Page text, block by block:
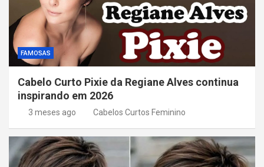
FAMOSAS
Cabelo Curto Pixie da Regiane Alves continua
inspirando em 2026
3 meses ago Cabelos Curtos Feminino